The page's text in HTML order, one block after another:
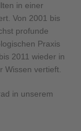
in einer
Von 2001 bis
profunde
Praxis
2011 wieder in
Wissen vertieft.
in unserem